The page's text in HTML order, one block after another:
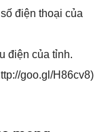
điện thoại của
điện của tỉnh.
goo.gl/H86cv8)